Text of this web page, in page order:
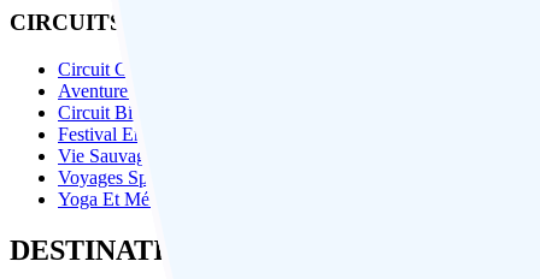
CIRCUITS EN INDE PAR THÈME
Circuit Culturelle
Aventure Et Trekking
Circuit Bien-Être
Festival En Inde Du Nord
Vie Sauvage / Tigre Safari
Voyages Spirituels
Yoga Et Méditation
DESTINATIONS POPULARS